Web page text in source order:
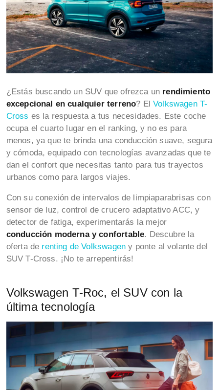
¿Estás buscando un SUV que ofrezca un rendimiento
excepcional en cualquier terreno? ElVolkswagen T-
Cross es la respuesta a tus necesidades. Este coche
ocupa el cuarto lugar en el ranking, y no es para
menos, ya que te brinda una conducción suave, segura
y cómoda, equipado con tecnologías avanzadas que te
dan el confort que necesitas tanto para tus trayectos
urbanos como para largos viajes.
Con su conexión de intervalos de limpiaparabrisas con
sensor de luz, control de crucero adaptativo ACC, y
detector de fatiga, experimentarás la mejor
conducción moderna y confortable. Descubre la
oferta de renting de Volkswagen y ponte al volante del
SUV T-Cross. ¡No te arrepentirás!
Volkswagen T-Roc, el SUV con la
última tecnología